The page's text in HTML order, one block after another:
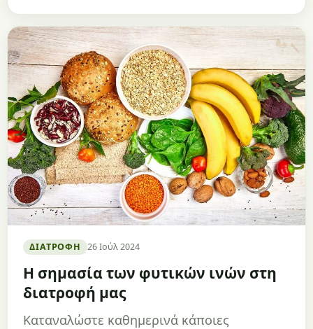
ΔΙΑΤΡΟΦΉ 26 Ιούλ 2024
Η σημασία των φυτικών ινών στη
διατροφή μας
Καταναλώστε καθημερινά κάποιες